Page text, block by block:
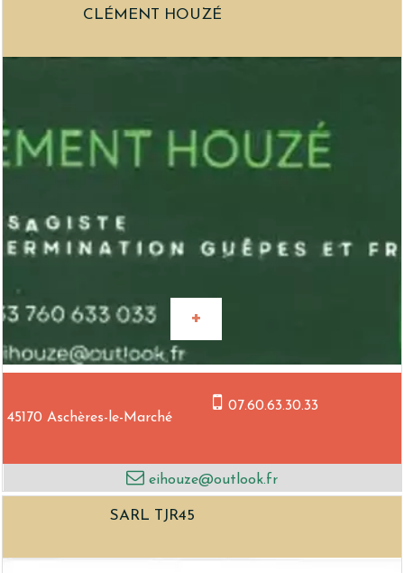
CLÉMENT HOUZÉ
45170 Aschères-le-Marché
07.60.63.30.33
eihouze@outlook.fr
SARL TJR45